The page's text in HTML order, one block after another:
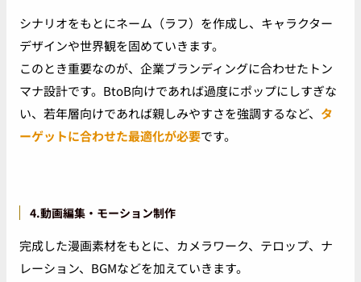
シナリオをもとにネーム（ラフ）を作成し、キャラクター
デザインや世界観を固めていきます。
このとき重要なのが、企業ブランディングに合わせたトン
マナ設計です。BtoB向けであれば過度にポップにしすぎな
い、若年層向けであれば親しみやすさを強調するなど、 タ
ーゲットに合わせた最適化が必要です。
4.動画編集・モーション制作
完成した漫画素材をもとに、カメラワーク、テロップ、ナ
レーション、BGMなどを加えていきます。